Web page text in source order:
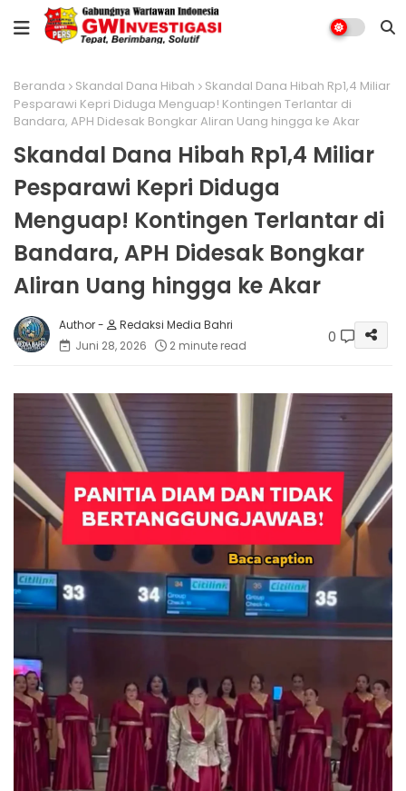
Beranda Skandal Dana Hibah
Skandal Dana Hibah Rp1,4 Miliar
Pesparawi Kepri Diduga Menguap! Kontingen Terlantar di
Bandara, APH Didesak Bongkar Aliran Uang hingga ke Akar
Skandal Dana Hibah Rp1,4 Miliar
Pesparawi Kepri Diduga
Menguap! Kontingen Terlantar di
Bandara, APH Didesak Bongkar
Aliran Uang hingga ke Akar
Redaksi Media Bahri
Juni 28, 2026
2 minute read 0